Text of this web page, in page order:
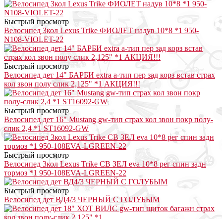
Быстрый просмотр
Велосипед 3кол Lexus Trike ФИОЛЕТ надув 10*8 *1 950-
N108-VIOLET-22
Быстрый просмотр
Велосипед дет 14" БАРБИ extra a-тип пер зад корз встав страх
кол звон полу слик 2,125" *1 АКЦИЯ!!!
Быстрый просмотр
Велосипед дет 16" Mustang gw-тип страх кол звон покр полу-
слик 2,4 *1 ST16092-GW
Быстрый просмотр
Велосипед 3кол Lexus Trike СВ ЗЕЛ eva 10*8 рег спин задн
тормоз *1 950-108EVA-LGREEN-22
Быстрый просмотр
Велосипед дет ВД4/3 ЧЕРНЫЙ С ГОЛУБЫМ